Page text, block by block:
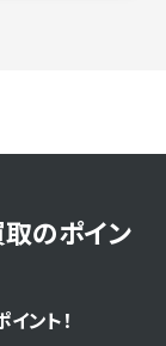
のポイン
ント！